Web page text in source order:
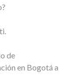
de
en Bogotá a